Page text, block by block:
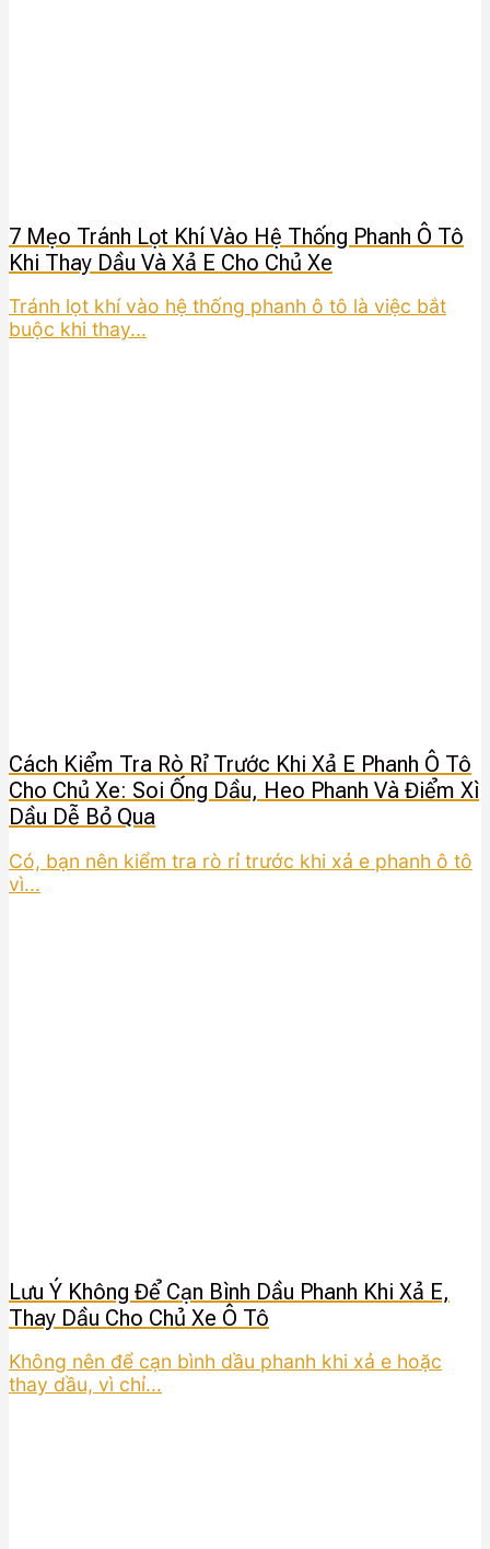
7 Mẹo Tránh Lọt Khí Vào Hệ Thống Phanh Ô Tô
Khi Thay Dầu Và Xả E Cho Chủ Xe
Tránh lọt khí vào hệ thống phanh ô tô là việc bắt
buộc khi thay...
Cách Kiểm Tra Rò Rỉ Trước Khi Xả E Phanh Ô Tô
Cho Chủ Xe: Soi Ống Dầu, Heo Phanh Và Điểm Xì
Dầu Dễ Bỏ Qua
Có, bạn nên kiểm tra rò rỉ trước khi xả e phanh ô tô
vì...
Lưu Ý Không Để Cạn Bình Dầu Phanh Khi Xả E,
Thay Dầu Cho Chủ Xe Ô Tô
Không nên để cạn bình dầu phanh khi xả e hoặc
thay dầu, vì chỉ...